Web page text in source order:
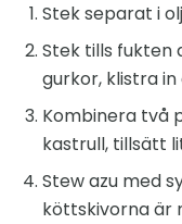
Stek separat i
Stek tills fukten
gurkor, klistra
Kombinera två
kastrull, tillsätt
Stew azu med
köttskivorna är